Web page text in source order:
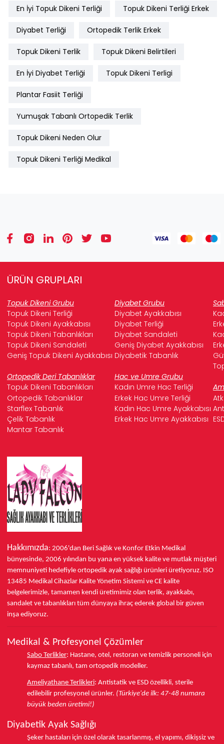
En İyi Topuk Dikeni Terliği Topuk Dikeni Terliği Erkek
Diyabet Terliği Ortopedik Terlik Erkek
Topuk Dikeni Terlik Topuk Dikeni Belirtileri
En İyi Diyabet Terliği Topuk Dikeni Terligi
Plantar Fasiit Terliği
Yumuşak Tabanlı Ortopedik Terlik
Topuk Dikeni Neden Olur
Topuk Dikeni Terliği Medikal
ÜRÜN GRUPLARI
Topuk Dikeni Grubu Diyabet Grubu
Topuk Dikeni Terliği
Diyabet Ayakkabısı
Topuk Dikeni Ayakkabısı
Diyabet Terliği
Topuk Dikeni Tabanlıkları
Diyabet Sandaleti
Topuk Dikeni Sandaleti
Geniş Diyabet Ayakkabısı
Geniş Topuk Dikeni Ayakkabısı Diyabetik Tabanlık
Ortopedik Deri Tabanlıklar
Hac ve Umre Grubu
Topuk Dikeni Tabanlıkları
Kadın Umre Hac Terliği
Ortopedik Tabanlıklar
Erkek Hac Umre Terliği
Starflex Tabanlık
Kadın Hac Umre Ayakkabısı
Çelik Tabanlık
Erkek Hac Umre Ayakkabısı
Mantar Tabanlık
Hakkımızda: 2006'dan Beri Sağlık ve Konfor Etkin Medikal
bünyesinde, 2006 yılından bu yana en yüksek kalite ve mutlak müşteri
memnuniyeti hedefiyle ortopedik ayak sağlığı ürünleri üretiyoruz. ISO
13485 Medikal Cihazlar Kalite Yönetim Sistemi ve CE kalite
belgelerimizle, tamamen kendi üretimimiz olan terlik, ayakkabı,
sandalet ve tabanlıkları tüm dünyaya ihraç ederek global bir güven
inşa ediyoruz.
Medikal & Profesyonel Çözümler
Sabo Terlikler: Hastane, otel, restoran ve temizlik personeli için
kaymaz tabanlı, tam ortopedik modeller.
Ameliyathane Terlikleri: Antistatik ve ESD özellikli, sterile
edilebilir profesyonel ürünler. (Türkiye'de ilk: 47-48 numara
büyük beden üretimi!)
Diyabetik Ayak Sağlığı
Şeker hastaları için özel olarak tasarlanmış, el yapımı, dikişsiz ve